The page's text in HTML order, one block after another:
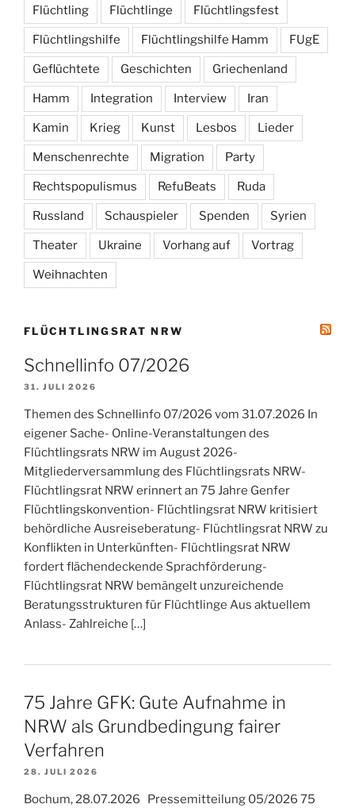
Flüchtling Flüchtlinge Flüchtlingsfest
Flüchtlingshilfe Flüchtlingshilfe Hamm FUgE
Geflüchtete Geschichten Griechenland
Hamm Integration Interview Iran
Kamin Krieg Kunst Lesbos Lieder
Menschenrechte Migration Party
Rechtspopulismus RefuBeats Ruda
Russland Schauspieler Spenden Syrien
Theater Ukraine Vorhang auf Vortrag
Weihnachten
FLÜCHTLINGSRAT NRW
Schnellinfo 07/2026
31. JULI 2026
Themen des Schnellinfo 07/2026 vom 31.07.2026 In
eigener Sache- Online-Veranstaltungen des
Flüchtlingsrats NRW im August 2026-
Mitgliederversammlung des Flüchtlingsrats NRW-
Flüchtlingsrat NRW erinnert an 75 Jahre Genfer
Flüchtlingskonvention- Flüchtlingsrat NRW kritisiert
behördliche Ausreiseberatung- Flüchtlingsrat NRW zu
Konflikten in Unterkünften- Flüchtlingsrat NRW
fordert flächendeckende Sprachförderung-
Flüchtlingsrat NRW bemängelt unzureichende
Beratungsstrukturen für Flüchtlinge Aus aktuellem
Anlass- Zahlreiche […]
75 Jahre GFK: Gute Aufnahme in
NRW als Grundbedingung fairer
Verfahren
28. JULI 2026
Bochum, 28.07.2026 Pressemitteilung 05/2026 75